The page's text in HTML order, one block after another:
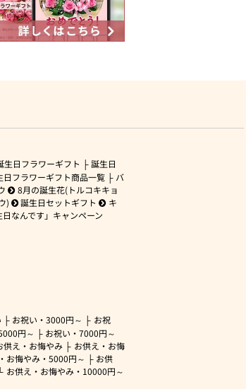
生日フラワーギフト
誕生日
日フラワーギフト商品一覧
バ
8月の誕生花(トルコキキョ
) 誕生日セットギフト
キ
日なんです」キャンペーン
お祝い・3000円～
お祝
円～ お祝い・7000円～
供え・お悔やみ
お供え・お悔
お悔やみ・ 5000円～
お供
お供え・お悔やみ・ 10000円～